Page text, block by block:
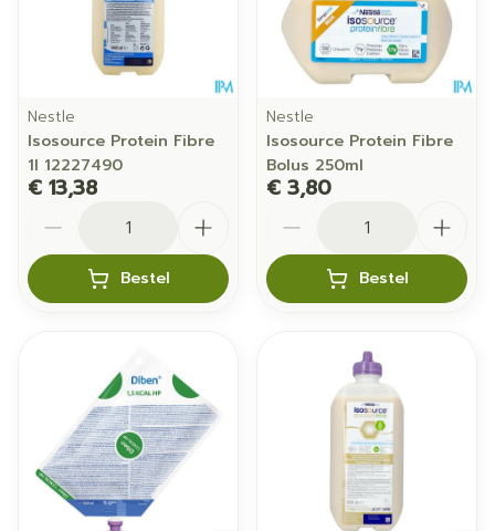
Nestle
Isosource Protein Fibre
1l 12227490
€ 13,38
Bestel
Nestle
Isosource Protein Fibre
Bolus 250ml
€ 3,80
Bestel